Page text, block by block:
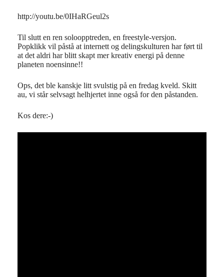
http://youtu.be/0IHaRGeul2s
Til slutt en ren soloopptreden, en freestyle-versjon.
Popklikk vil påstå at internett og delingskulturen har ført til
at det aldri har blitt skapt mer kreativ energi på denne
planeten noensinne!!
Ops, det ble kanskje litt svulstig på en fredag kveld. Skitt
au, vi står selvsagt helhjertet inne også for den påstanden.
Kos dere:-)